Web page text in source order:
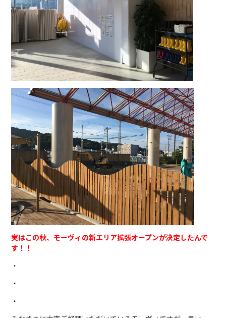
実はこの秋、モーヴィの新エリア拡張オープンが決定したんで
す！！
・
・
・